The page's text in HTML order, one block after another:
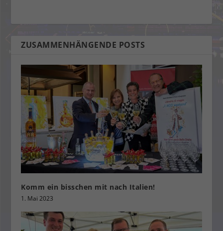
ZUSAMMENHÄNGENDE POSTS
Komm ein bisschen mit nach Italien!
1. Mai 2023